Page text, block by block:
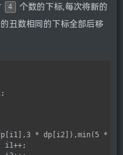
4
个数的下标,每次将新的
丑数相同的下标全部后移
* dp[i2]),min(5 *
i1++;